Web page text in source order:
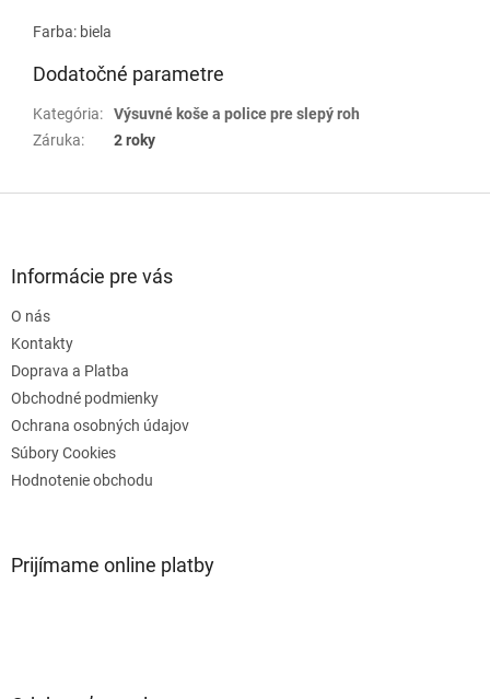
Farba: biela
Dodatočné parametre
Kategória:
Výsuvné koše a police pre slepý roh
Záruka: 2 roky
Informácie pre vás
O nás
Kontakty
Doprava a Platba
Obchodné podmienky
Ochrana osobných údajov
Súbory Cookies
Hodnotenie obchodu
Prijímame online platby